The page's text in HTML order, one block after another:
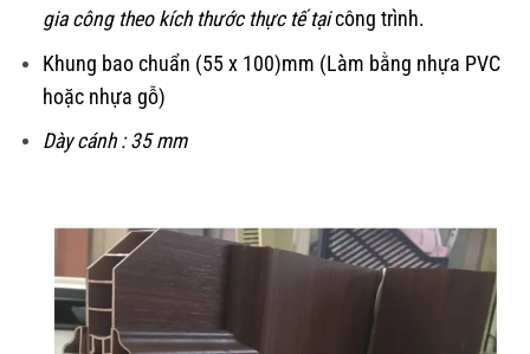
gia công theo kích thước thực tế tạicông trình.
Khung bao chuẩn (55 x 100)mm (Làm bằng nhựa PVC
hoặc nhựa gỗ)
Dày cánh : 35 mm